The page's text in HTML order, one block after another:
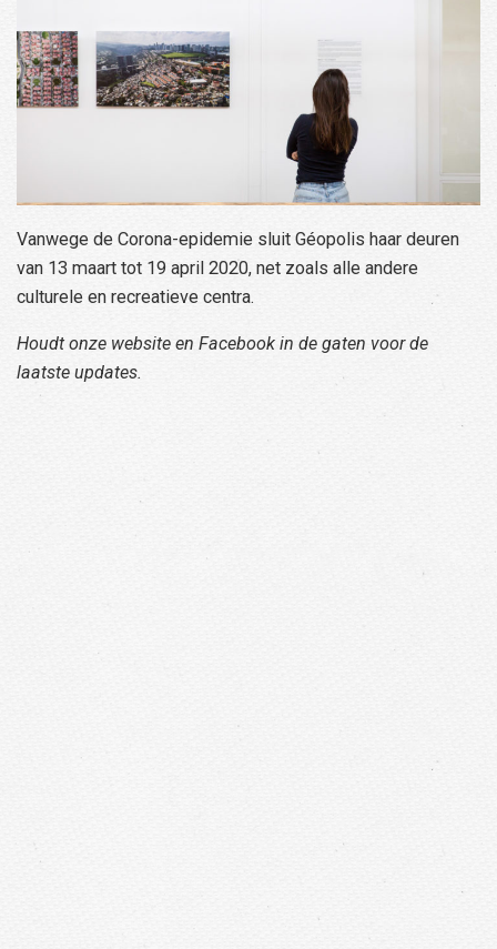
Vanwege de Corona-epidemie sluit Géopolis haar deuren
van 13 maart tot 19 april 2020, net zoals alle andere
culturele en recreatieve centra.
Houdt onze website en Facebook in de gaten voor de
laatste updates.